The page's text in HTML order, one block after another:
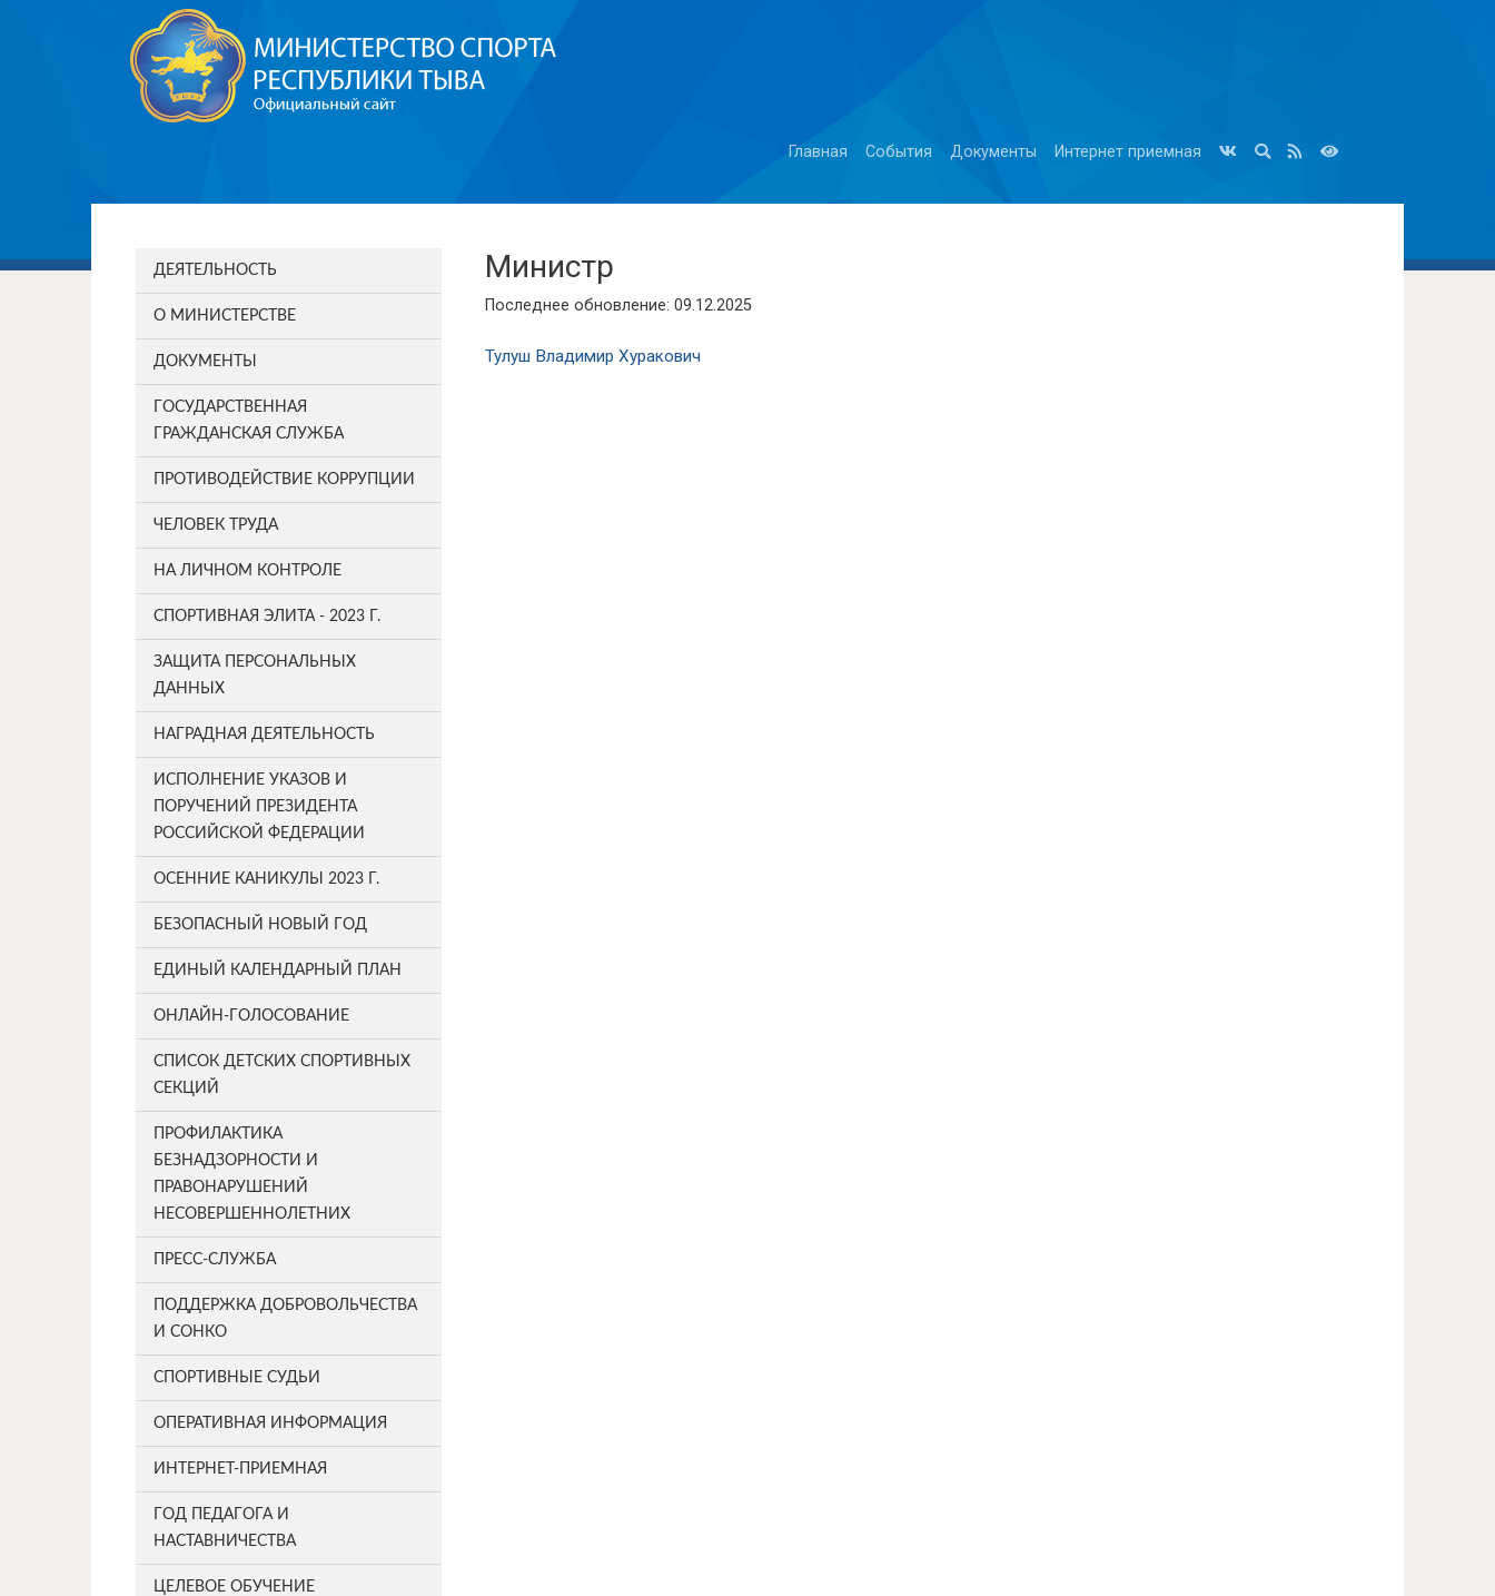
Главная События Документы Интернет приемная
ДЕЯТЕЛЬНОСТЬ
О МИНИСТЕРСТВЕ
ДОКУМЕНТЫ
ГОСУДАРСТВЕННАЯ
ГРАЖДАНСКАЯ СЛУЖБА
ПРОТИВОДЕЙСТВИЕ КОРРУПЦИИ
ЧЕЛОВЕК ТРУДА
НА ЛИЧНОМ КОНТРОЛЕ
СПОРТИВНАЯ ЭЛИТА - 2023 Г.
ЗАЩИТА ПЕРСОНАЛЬНЫХ
ДАННЫХ
НАГРАДНАЯ ДЕЯТЕЛЬНОСТЬ
ИСПОЛНЕНИЕ УКАЗОВ И
ПОРУЧЕНИЙ ПРЕЗИДЕНТА
РОССИЙСКОЙ ФЕДЕРАЦИИ
ОСЕННИЕ КАНИКУЛЫ 2023 Г.
БЕЗОПАСНЫЙ НОВЫЙ ГОД
ЕДИНЫЙ КАЛЕНДАРНЫЙ ПЛАН
ОНЛАЙН-ГОЛОСОВАНИЕ
СПИСОК ДЕТСКИХ СПОРТИВНЫХ
СЕКЦИЙ
ПРОФИЛАКТИКА
БЕЗНАДЗОРНОСТИ И
ПРАВОНАРУШЕНИЙ
НЕСОВЕРШЕННОЛЕТНИХ
ПРЕСС-СЛУЖБА
ПОДДЕРЖКА ДОБРОВОЛЬЧЕСТВА
И СОНКО
СПОРТИВНЫЕ СУДЬИ
ОПЕРАТИВНАЯ ИНФОРМАЦИЯ
ИНТЕРНЕТ-ПРИЕМНАЯ
ГОД ПЕДАГОГА И
НАСТАВНИЧЕСТВА
ЦЕЛЕВОЕ ОБУЧЕНИЕ
Министр
Последнее обновление: 09.12.2025
Тулуш Владимир Хуракович